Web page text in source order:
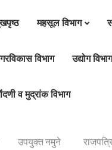
महसूल विभाग
विभाग उद्योग विभाग
व मुद्रांक विभाग
उपयुक्त नमुने